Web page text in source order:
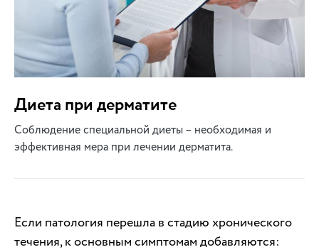
Диета при дерматите
Соблюдение специальной диеты – необходимая и
эффективная мера при лечении дерматита.
Если патология перешла в стадию хронического
течения, к основным симптомам добавляются: